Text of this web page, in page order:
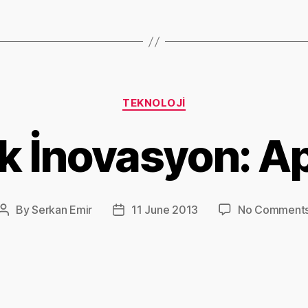
Categories
TEKNOLOJI
İnovasyon:
PostBySerkan Emir
Post11 June 2013 No